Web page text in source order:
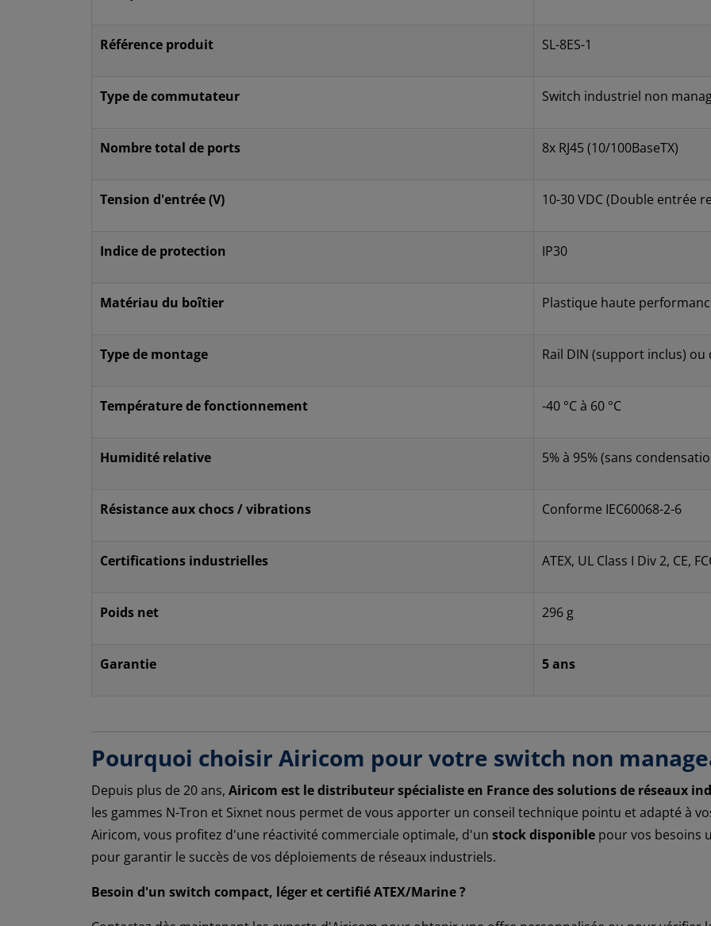
Référence produit SL-8ES-1
Type de commutateur Switch industriel non
Nombre total de ports 8x RJ45 (10/100BaseTX)
Tension d'entrée (V) 10-30 VDC (Double entrée
Indice de protection IP30
Matériau du boîtier Plastique haute
Type de montage Rail DIN (support inclus)
Température de fonctionnement -40 °C à 60 °C
Humidité relative 5% à 95% (sans
Résistance aux chocs / vibrations Conforme IEC60068-2-6
Certifications industrielles ATEX, UL Class I Div 2, CE,
Poids net 296 g
Garantie 5 ans
Pourquoi choisir Airicom pour votre switch non
Depuis plus de 20 ans, Airicom est le distributeur spécialiste en France des solutions de réseaux
les gammes N-Tron et Sixnet nous permet de vous apporter un conseil technique pointu et adapté à
Airicom, vous profitez d'une réactivité commerciale optimale, d'un stock disponible pour vos besoins
pour garantir le succès de vos déploiements de réseaux industriels.
Besoin d'un switch compact, léger et certifié ATEX/Marine ?